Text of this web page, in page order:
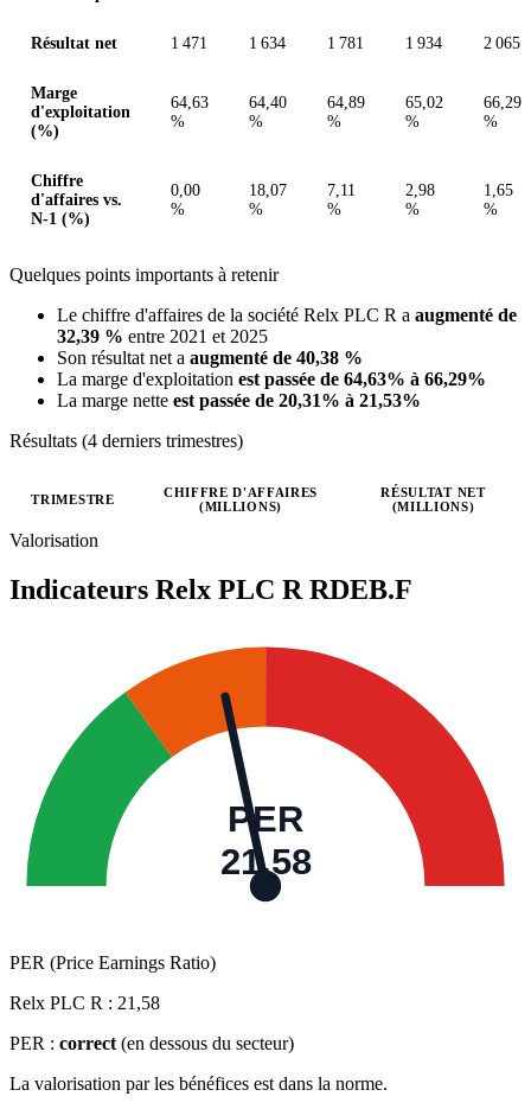
Résultat net 1 471 1 634 1 781 1 934 2 065
Marge
d'exploitation
(%)
64,63
%
64,40
%
64,89
%
65,02
%
66,29
%
Chiffre
d'affaires vs.
N-1 (%)
0,00
%
18,07
%
7,11
%
2,98
%
1,65
%
Quelques points importants à retenir
Le chiffre d'affaires de la société Relx PLC R a augmenté de
32,39 % entre 2021 et 2025
Son résultat net a augmenté de 40,38 %
La marge d'exploitation est passée de 64,63% à 66,29%
La marge nette est passée de 20,31% à 21,53%
Résultats (4 derniers trimestres)
Valeurs trimestrielles en millions (GBX)
TRIMESTRE
CHIFFRE D'AFFAIRES
(MILLIONS)
RÉSULTAT NET
(MILLIONS)
Valorisation
Indicateurs Relx PLC RRDEB.F
PER
21,58
PER (Price Earnings Ratio)
Relx PLC R : 21,58
PER : correct (en dessous du secteur)
La valorisation par les bénéfices est dans la norme.